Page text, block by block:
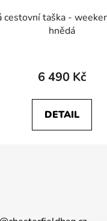
cestovní taška -
hnědá
6 490 Kč
DETAIL